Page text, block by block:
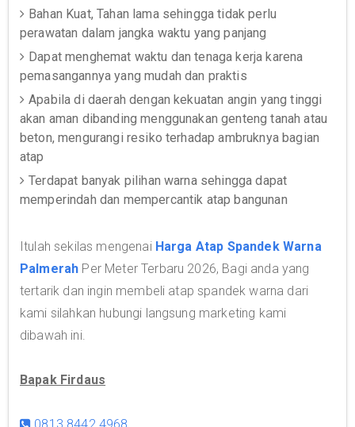
Bahan Kuat, Tahan lama sehingga tidak perlu
perawatan dalam jangka waktu yang panjang
Dapat menghemat waktu dan tenaga kerja karena
pemasangannya yang mudah dan praktis
Apabila di daerah dengan kekuatan angin yang tinggi
akan aman dibanding menggunakan genteng tanah atau
beton, mengurangi resiko terhadap ambruknya bagian
atap
Terdapat banyak pilihan warna sehingga dapat
memperindah dan mempercantik atap bangunan
Itulah sekilas mengenai Harga Atap Spandek Warna
Palmerah Per Meter Terbaru 2026, Bagi anda yang
tertarik dan ingin membeli atap spandek warna dari
kami silahkan hubungi langsung marketing kami
dibawah ini.
Bapak Firdaus